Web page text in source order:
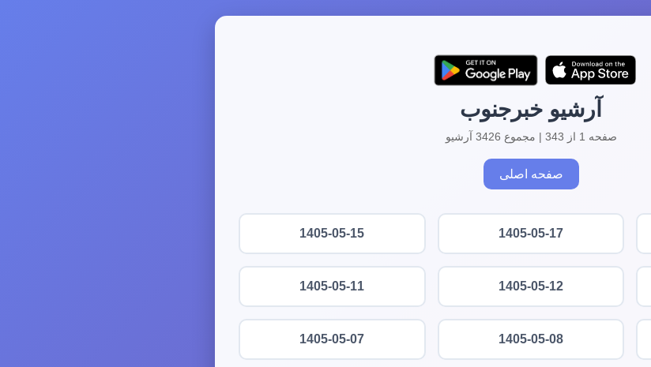
آرشیو خبرجنوب
صفحه 1 از 343 | مجموع 3426 آرشیو
صفحه اصلی
1405-05-17
1405-05-15
1405-05-12
1405-05-11
1405-05-08
1405-05-07